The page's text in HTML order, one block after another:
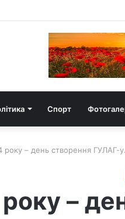
Спорт
року – день створення ГУЛАГ-у.
–